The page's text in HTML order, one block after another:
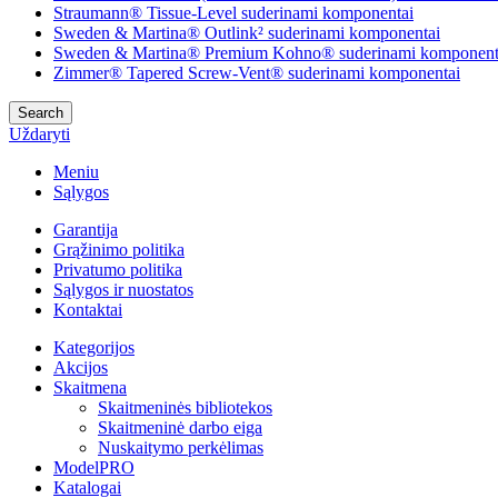
Straumann® Tissue-Level suderinami komponentai
Sweden & Martina® Outlink² suderinami komponentai
Sweden & Martina® Premium Kohno® suderinami
Zimmer® Tapered Screw-Vent® suderinami komponentai
Search
Uždaryti
Meniu
Sąlygos
Garantija
Grąžinimo politika
Privatumo politika
Sąlygos ir nuostatos
Kontaktai
Kategorijos
Akcijos
Skaitmena
Skaitmeninės bibliotekos
Skaitmeninė darbo eiga
Nuskaitymo perkėlimas
ModelPRO
Katalogai